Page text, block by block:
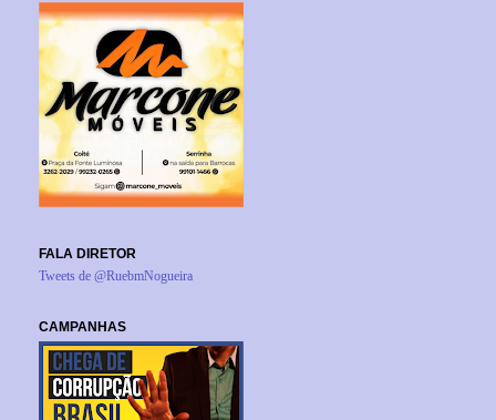
FALA DIRETOR
Tweets de @RuebmNogueira
CAMPANHAS